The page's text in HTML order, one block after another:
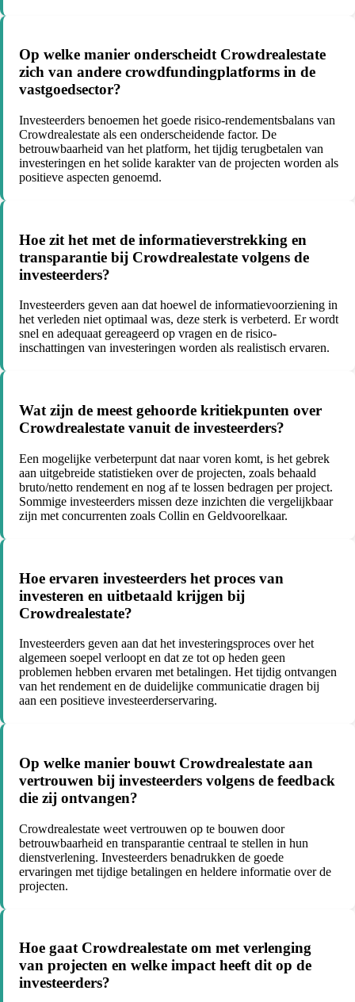
Op welke manier onderscheidt Crowdrealestate
zich van andere crowdfundingplatforms in de
vastgoedsector?
Investeerders benoemen het goede risico-rendementsbalans van
Crowdrealestate als een onderscheidende factor. De
betrouwbaarheid van het platform, het tijdig terugbetalen van
investeringen en het solide karakter van de projecten worden als
positieve aspecten genoemd.
Hoe zit het met de informatieverstrekking en
transparantie bij Crowdrealestate volgens de
investeerders?
Investeerders geven aan dat hoewel de informatievoorziening in
het verleden niet optimaal was, deze sterk is verbeterd. Er wordt
snel en adequaat gereageerd op vragen en de risico-
inschattingen van investeringen worden als realistisch ervaren.
Wat zijn de meest gehoorde kritiekpunten over
Crowdrealestate vanuit de investeerders?
Een mogelijke verbeterpunt dat naar voren komt, is het gebrek
aan uitgebreide statistieken over de projecten, zoals behaald
bruto/netto rendement en nog af te lossen bedragen per project.
Sommige investeerders missen deze inzichten die vergelijkbaar
zijn met concurrenten zoals Collin en Geldvoorelkaar.
Hoe ervaren investeerders het proces van
investeren en uitbetaald krijgen bij
Crowdrealestate?
Investeerders geven aan dat het investeringsproces over het
algemeen soepel verloopt en dat ze tot op heden geen
problemen hebben ervaren met betalingen. Het tijdig ontvangen
van het rendement en de duidelijke communicatie dragen bij
aan een positieve investeerderservaring.
Op welke manier bouwt Crowdrealestate aan
vertrouwen bij investeerders volgens de feedback
die zij ontvangen?
Crowdrealestate weet vertrouwen op te bouwen door
betrouwbaarheid en transparantie centraal te stellen in hun
dienstverlening. Investeerders benadrukken de goede
ervaringen met tijdige betalingen en heldere informatie over de
projecten.
Hoe gaat Crowdrealestate om met verlenging
van projecten en welke impact heeft dit op de
investeerders?